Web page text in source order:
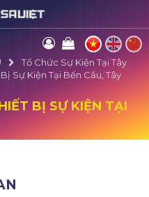
Tổ Chức Sự Kiện Tại Tây
Sự Kiện Tại Bến Cầu, Tây
BỊ SỰ KIỆN TẠI